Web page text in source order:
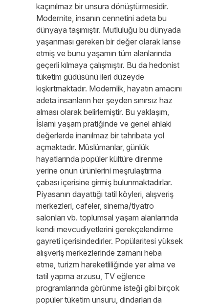
kaçınılmaz bir unsura dönüştürmesidir.
Modernite, insanın cennetini adeta bu
dünyaya taşımıştır. Mutluluğu bu dünyada
yaşanması gereken bir değer olarak lanse
etmiş ve bunu yaşamın tüm alanlarında
geçerli kılmaya çalışmıştır. Bu da hedonist
tüketim güdüsünü ileri düzeyde
kışkırtmaktadır. Modernlik, hayatın amacını
adeta insanların her şeyden sınırsız haz
alması olarak belirlemiştir. Bu yaklaşım,
İslami yaşam pratiğinde ve genel ahlaki
değerlerde inanılmaz bir tahribata yol
açmaktadır. Müslümanlar, günlük
hayatlarında popüler kültüre direnme
yerine onun ürünlerini meşrulaştırma
çabası içerisine girmiş bulunmaktadırlar.
Piyasanın dayattığı tatil köyleri, alışveriş
merkezleri, cafeler, sinema/tiyatro
salonları vb. toplumsal yaşam alanlarında
kendi mevcudiyetlerini gerekçelendirme
gayreti içerisindedirler. Popülaritesi yüksek
alışveriş merkezlerinde zamanı heba
etme, turizm hareketliliğinde yer alma ve
tatil yapma arzusu, TV eğlence
programlarında görünme isteği gibi birçok
popüler tüketim unsuru, dindarları da